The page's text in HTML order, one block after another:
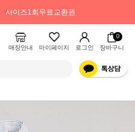
사이즈1회무료교환권
매장안내 마이페이지 로그인
0
장바구니